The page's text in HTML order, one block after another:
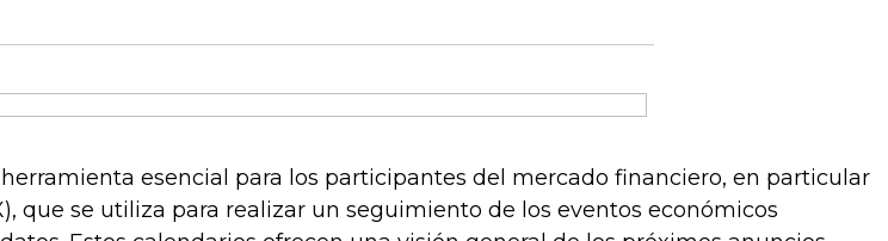
esencial para los participantes del mercado financiero, en particular
que se utiliza para realizar un seguimiento de los eventos económicos